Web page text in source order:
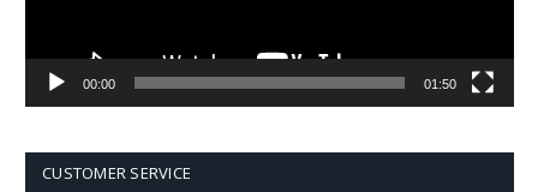
00:00 01:50
CUSTOMER SERVICE